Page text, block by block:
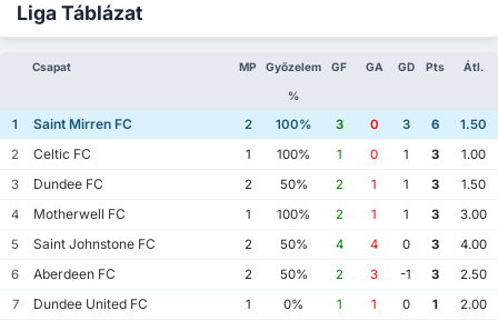
Liga Táblázat
Csapat MP Győzelem
%
GF GA GD Pts Átl.
1 Saint Mirren FC 2 100% 3 0 3 6
1.50
2
Celtic FC 1 100% 1 0 1 3
1.00
3
Dundee FC 2 50% 2 1 1 3
1.50
4
Motherwell FC 1 100% 2 1 1 3
3.00
5
Saint Johnstone FC 2 50% 4 4 0 3
4.00
6
Aberdeen FC 2 50% 2 3 -1 3
2.50
7
Dundee United FC 1 0% 1 1 0 1
2.00